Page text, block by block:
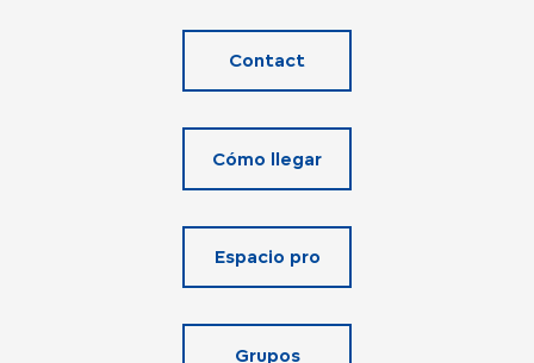
Contact
Cómo llegar
Espacio pro
Grupos